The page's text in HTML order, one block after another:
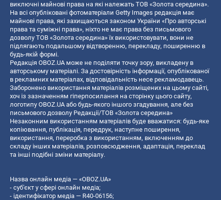
виключні майнові права на які належать ТОВ «Золота середина».
На всі опубліковані фотоматеріали Getty Images редакція має
майнові права, які захищаються законом України «Про авторські
права та суміжні права», ніхто не має права без письмового
дозволу ТОВ «Золота середина» їх використовувати, вони не
підлягають подальшому відтворенню, перекладу, поширенню в
будь-якій формі.
Редакція OBOZ.UA може не поділяти точку зору, викладену в
авторському матеріалі. За достовірність інформації, опублікованої
в рекламних матеріалах, відповідальність несе рекламодавець.
Заборонено використання матеріалів розміщених на цьому сайті,
хоч із зазначенням гіперпосилання на сторінку цього сайту,
логотипу OBOZ.UA або будь-якого іншого згадування, але без
письмового дозволу Редакції/ТОВ «Золота середина»
Незаконним використанням матеріалів буде вважатися: будь-яке
копiювання, публiкацiя, передрук, наступне поширення,
використання, переробка з використанням, включенням до
складу інших матеріалів, розповсюдження, адаптація, переклад
та інші подібні зміни матеріалу.
Назва онлайн медіа — «OBOZ.UA»
- суб'єкт у сфері онлайн медіа;
- ідентифікатор медіа — R40-06156;